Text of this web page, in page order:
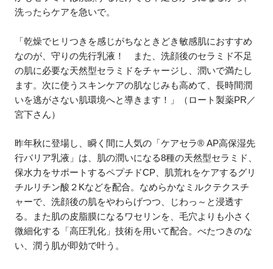
洗ったらケアを急いで。
「乾燥でヒリつきを感じがちなときどき敏感肌におすすめ
なのが、守りの先行乳液！ また、洗顔後のセラミド不足
の肌に必要な天然型セラミドをチャージし、潤いで満たし
ます。次に使うスキンケアの肌なじみも高めて、長時間潤
いを逃がさない肌環境へと導きます！」（ロート製薬PR／
宮下さん）
昨年秋に登場し、瞬く間に人気の「ケアセラ® AP高保湿先
行バリア乳液」は、肌の潤いになる8種の天然型セラミド、
保水力をサポートするペプチドCP、肌荒れをケアするグリ
チルリチン酸２Kなどを配合。なめらかなミルクテクスチ
ャーで、洗顔後の肌をやわらげつつ、じわっ～と浸透す
る。また肌の皮脂膜になるワセリンを、毛穴よりも小さく
微細化する「高圧乳化」技術を用いて配合。べたつきのな
い、潤う肌が即効で叶う。